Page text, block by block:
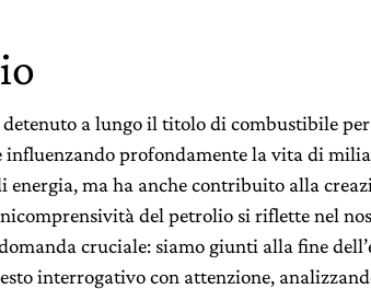
a lungo il titolo di combustibile
influenzando profondamente la vita di
energia, ma ha anche contribuito alla
del petrolio si riflette nel
cruciale: siamo giunti alla fine
interrogativo con attenzione,